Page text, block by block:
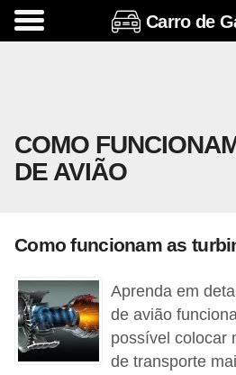
Carro de
COMO
DE AVIÃO
Como funcionam as
Aprenda em
de avião
possível colocar
de transporte
A
s
ó
o
s
e
o
p